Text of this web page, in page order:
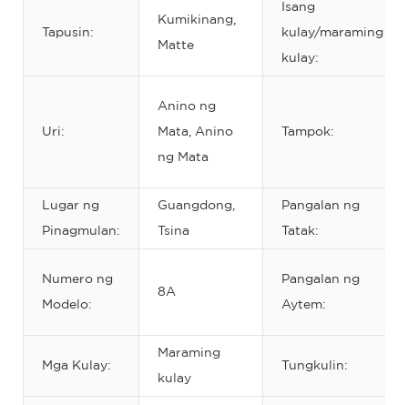
Tapusin:
Kumikinang,
Matte
Isang
kulay/maraming
kulay:
Uri:
Anino ng
Mata, Anino
ng Mata
Tampok:
Lugar ng
Pinagmulan:
Guangdong,
Tsina
Pangalan ng
Tatak:
Numero ng
Modelo:
8A
Pangalan ng
Aytem:
Mga Kulay:
Maraming
kulay
Tungkulin: